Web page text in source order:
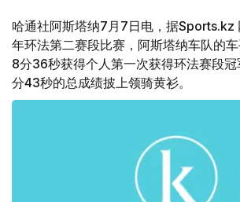
哈通社阿斯塔纳7月7日电，据Sports.kz
年环法第二赛段比赛，阿斯塔纳车队的
8分36秒获得个人第一次获得环法赛段
分43秒的总成绩披上领骑黄衫。